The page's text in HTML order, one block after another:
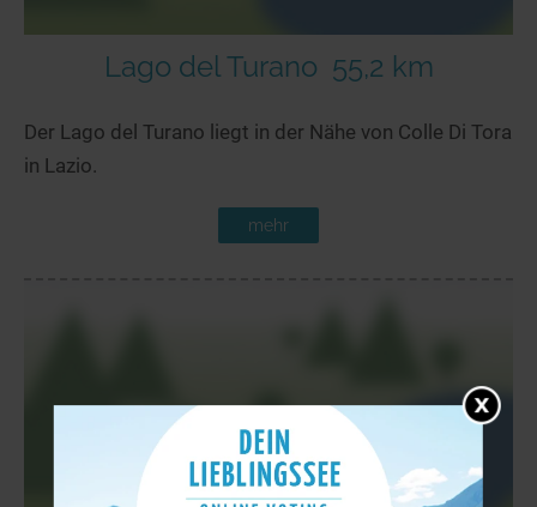
Lago del Turano 55,2 km
Der Lago del Turano liegt in der Nähe von Colle Di Tora
in Lazio.
mehr